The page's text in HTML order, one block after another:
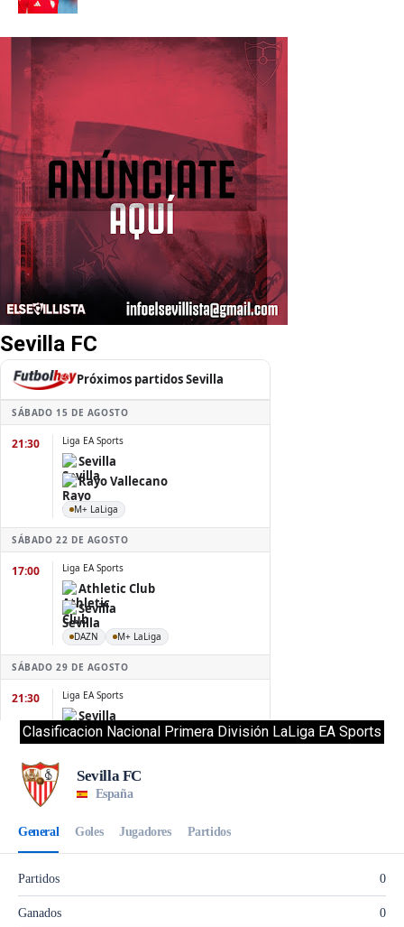
Sevilla FC
Clasificacion Nacional Primera División LaLiga EA Sports